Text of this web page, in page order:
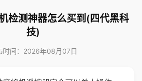
检测神器怎么买到(四代黑科
技)
时间：2026年08月07日